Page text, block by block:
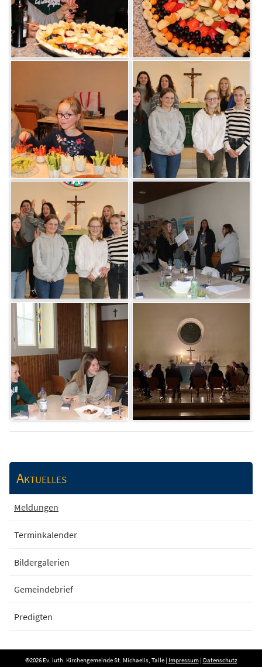
Aktuelles
Meldungen
Terminkalender
Bildergalerien
Gemeindebrief
Predigten
©2026 Ev. luth. Kirchengemeinde St. Michaelis, Talle | Impressum| Datenschutz